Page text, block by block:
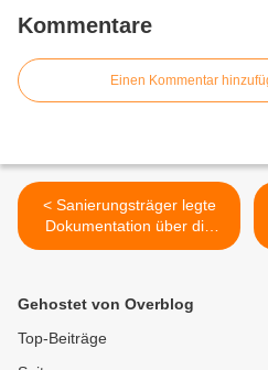
Kommentare
Einen Kommentar
< Sanierungsträger legte
Dokumentation über die
Veitshöchheimer
Gehostet von Overblog
Top-Beiträge